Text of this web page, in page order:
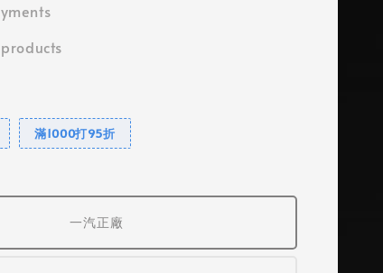
滿1000打95折
一汽正廠